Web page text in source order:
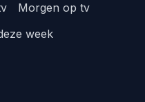
Morgen op tv
week